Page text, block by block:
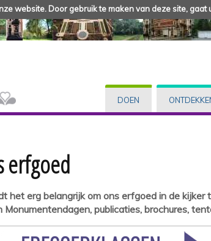
website. Door gebruik te maken van deze site, gaat
DOEN
erfgoed
het erg belangrijk om ons erfgoed in de
publicaties, brochures,